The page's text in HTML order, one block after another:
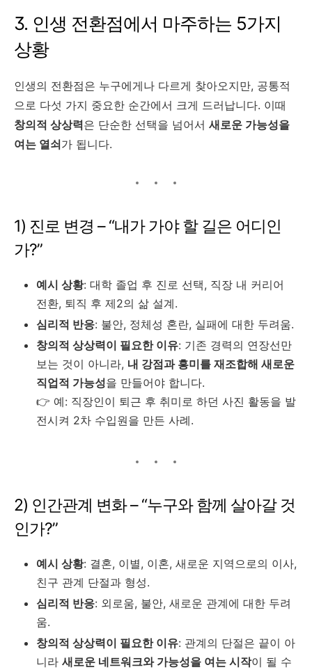
3. 인생 전환점에서 마주하는 5가지
상황
인생의 전환점은 누구에게나 다르게 찾아오지만, 공통적
으로 다섯 가지 중요한 순간에서 크게 드러납니다. 이때
창의적 상상력은 단순한 선택을 넘어서 새로운 가능성을
여는 열쇠가 됩니다.
1) 진로 변경 – “내가 가야 할 길은 어디인
가?”
예시 상황: 대학 졸업 후 진로 선택, 직장 내 커리어
전환, 퇴직 후 제2의 삶 설계.
심리적 반응: 불안, 정체성 혼란, 실패에 대한 두려움.
창의적 상상력이 필요한 이유: 기존 경력의 연장선만
보는 것이 아니라, 내 강점과 흥미를 재조합해 새로운
직업적 가능성을 만들어야 합니다.
👉 예: 직장인이 퇴근 후 취미로 하던 사진 활동을 발
전시켜 2차 수입원을 만든 사례.
2) 인간관계 변화 – “누구와 함께 살아갈 것
인가?”
예시 상황: 결혼, 이별, 이혼, 새로운 지역으로의 이사,
친구 관계 단절과 형성.
심리적 반응: 외로움, 불안, 새로운 관계에 대한 두려
움.
창의적 상상력이 필요한 이유: 관계의 단절은 끝이 아
니라 새로운 네트워크와 가능성을 여는 시작이 될 수